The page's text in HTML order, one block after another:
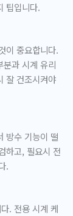
팁입니다.
이 중요합니다.
과 시계 유리
잘 건조시켜야
방수 기능이 떨
하고, 필요시 전
.
. 전용 시계 케